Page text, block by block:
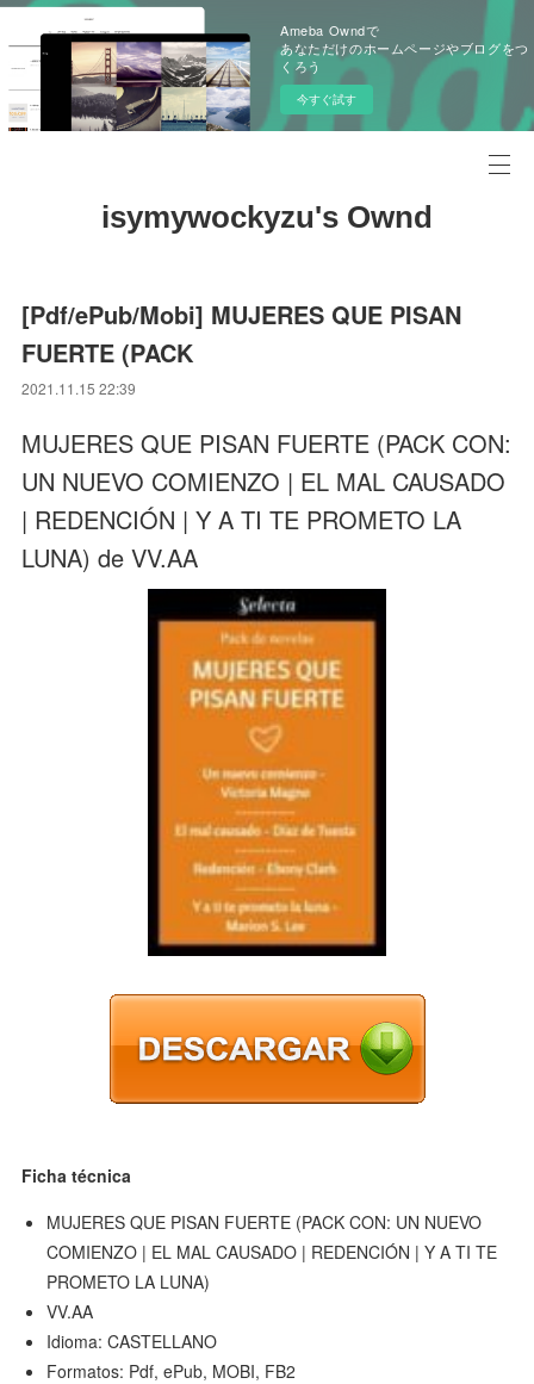
Ameba Owndで
あなただけのホームページやブログをつ
くろう
今すぐ試す
isymywockyzu's Ownd
[Pdf/ePub/Mobi] MUJERES QUE PISAN
FUERTE (PACK
2021.11.15 22:39
MUJERES QUE PISAN FUERTE (PACK CON:
UN NUEVO COMIENZO | EL MAL CAUSADO
| REDENCIÓN | Y A TI TE PROMETO LA
LUNA) de VV.AA
Ficha técnica
MUJERES QUE PISAN FUERTE (PACK CON: UN NUEVO
COMIENZO | EL MAL CAUSADO | REDENCIÓN | Y A TI TE
PROMETO LA LUNA)
VV.AA
Idioma: CASTELLANO
Formatos: Pdf, ePub, MOBI, FB2